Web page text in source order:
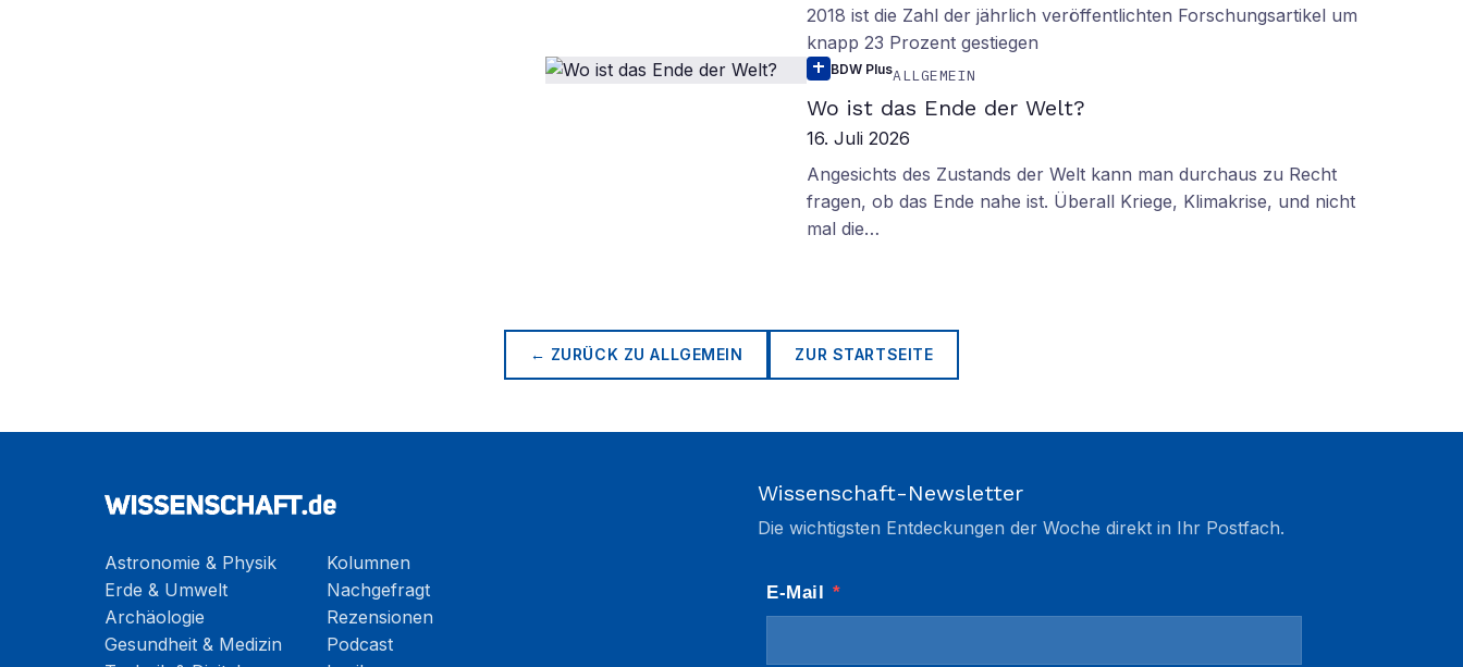
2018 ist die Zahl der jährlich veröffentlichten Forschungsartikel um
knapp 23 Prozent gestiegen
BDW PlusALLGEMEIN
Wo ist das Ende der Welt?
16. Juli 2026
Angesichts des Zustands der Welt kann man durchaus zu Recht
fragen, ob das Ende nahe ist. Überall Kriege, Klimakrise, und nicht
mal die…
← ZURÜCK ZUALLGEMEIN ZUR STARTSEITE
Astronomie & Physik
Erde & Umwelt
Archäologie
Gesundheit & Medizin
Kolumnen
Nachgefragt
Rezensionen
Podcast
Wissenschaft-Newsletter
Die wichtigsten Entdeckungen der Woche direkt in Ihr Postfach.